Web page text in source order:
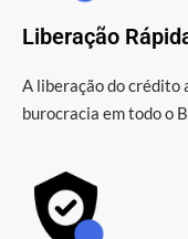
Liberação
A liberação do crédito
burocracia em todo o